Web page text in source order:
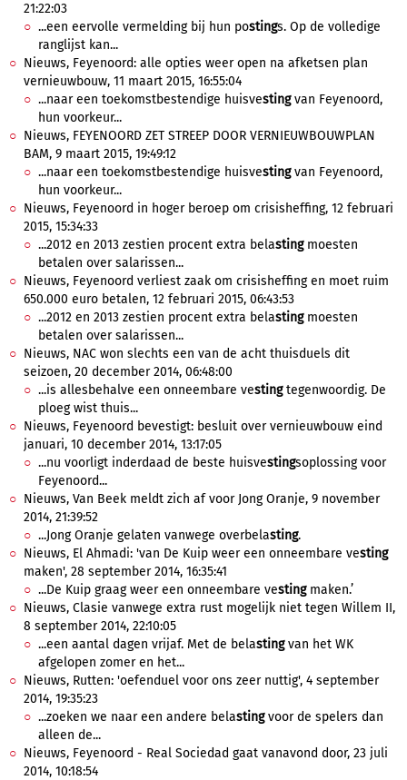
21:22:03
...een eervolle vermelding bij hun postings. Op de volledige
ranglijst kan...
Nieuws, Feyenoord: alle opties weer open na afketsen plan
vernieuwbouw, 11 maart 2015, 16:55:04
...naar een toekomstbestendige huisvestingvan Feyenoord,
hun voorkeur...
Nieuws, FEYENOORD ZET STREEP DOOR VERNIEUWBOUWPLAN
BAM, 9 maart 2015, 19:49:12
...naar een toekomstbestendige huisvestingvan Feyenoord,
hun voorkeur...
Nieuws, Feyenoord in hoger beroep om crisisheffing, 12 februari
2015, 15:34:33
...2012 en 2013 zestien procent extra belastingmoesten
betalen over salarissen...
Nieuws, Feyenoord verliest zaak om crisisheffing en moet ruim
650.000 euro betalen, 12 februari 2015, 06:43:53
...2012 en 2013 zestien procent extra belastingmoesten
betalen over salarissen...
Nieuws, NAC won slechts een van de acht thuisduels dit
seizoen, 20 december 2014, 06:48:00
...is allesbehalve een onneembare vestingtegenwoordig. De
ploeg wist thuis...
Nieuws, Feyenoord bevestigt: besluit over vernieuwbouw eind
januari, 10 december 2014, 13:17:05
...nu voorligt inderdaad de beste huisvestingsoplossing voor
Feyenoord...
Nieuws, Van Beek meldt zich af voor Jong Oranje, 9 november
2014, 21:39:52
...Jong Oranje gelaten vanwege overbelasting.
Nieuws, El Ahmadi: 'van De Kuip weer een onneembare vesting
maken', 28 september 2014, 16:35:41
...De Kuip graag weer een onneembare vestingmaken.’
Nieuws, Clasie vanwege extra rust mogelijk niet tegen Willem II,
8 september 2014, 22:10:05
...een aantal dagen vrijaf. Met de belastingvan het WK
afgelopen zomer en het...
Nieuws, Rutten: 'oefenduel voor ons zeer nuttig', 4 september
2014, 19:35:23
...zoeken we naar een andere belastingvoor de spelers dan
alleen de...
Nieuws, Feyenoord - Real Sociedad gaat vanavond door, 23 juli
2014, 10:18:54